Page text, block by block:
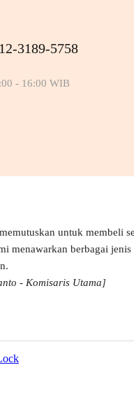
3189-5758
- 16:00 WIB
untuk membeli
menawarkan berbagai
- Komisaris Utama]